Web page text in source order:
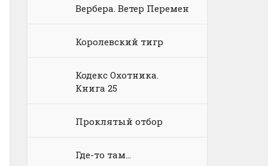
Вербера. Ветер Перемен
Королевский тигр
Кодекс Охотника.
Книга 25
Проклятый отбор
Где-то там…